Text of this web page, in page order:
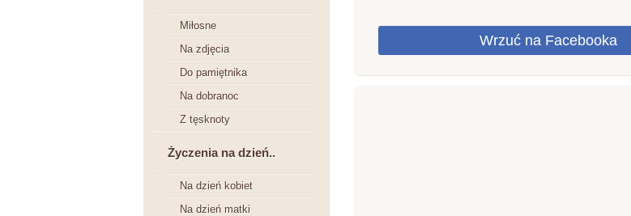
Miłosne
Na zdjęcia
Do pamiętnika
Na dobranoc
Z tęsknoty
Życzenia na dzień..
Na dzień kobiet
Na dzień matki